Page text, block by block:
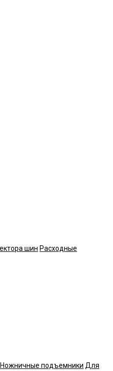
шин Расходные
Ножничные подъемники Для